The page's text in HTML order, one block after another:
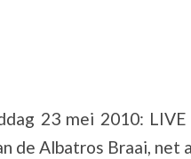
23 mei 2010:
de Albatros Braai, net